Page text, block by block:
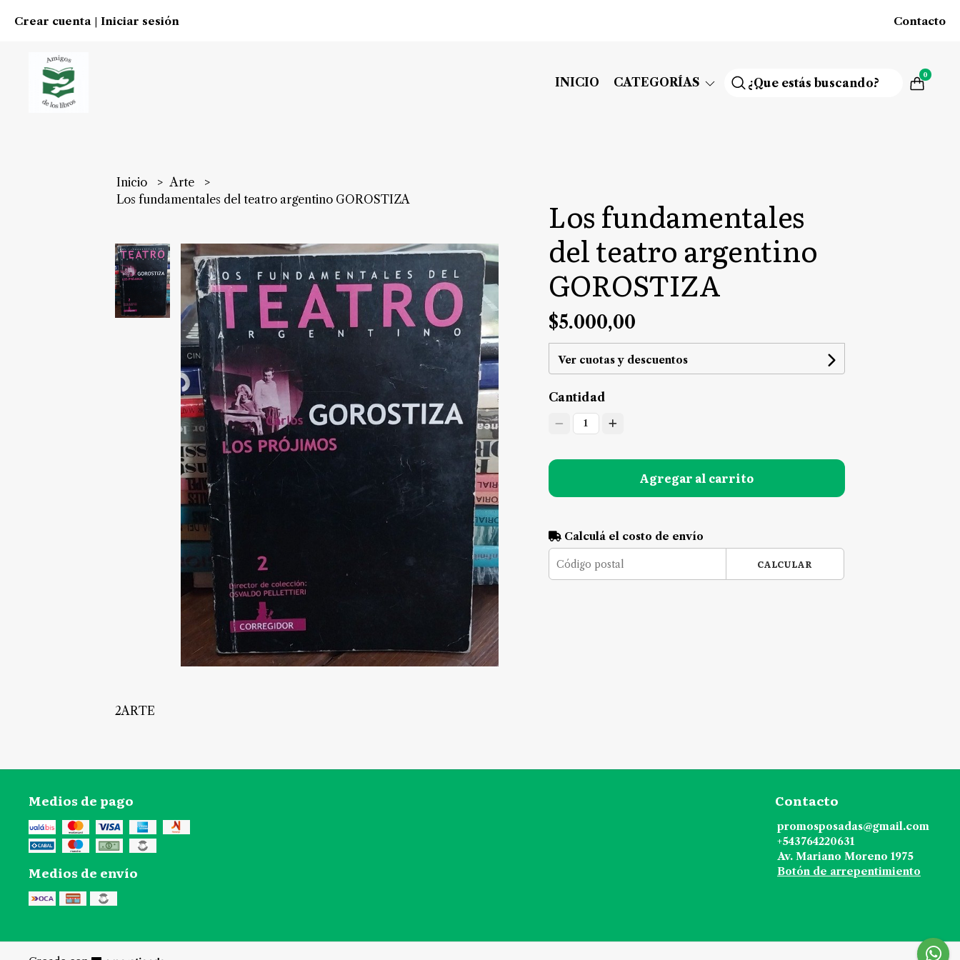
Crear cuenta Iniciar sesión Contacto
INICIO CATEGORÍAS
0
Inicio
Arte
Los fundamentales del teatro argentino GOROSTIZA
2ARTE
Los fundamentales
del teatro argentino
GOROSTIZA
$5.000,00
Ver cuotas y descuentos
Cantidad
1
Agregar al carrito
Calculá el costo de envío
CALCULAR
Medios de pago
Medios de envío
Contacto
promosposadas@gmail.com
+543764220631
Av. Mariano Moreno 1975
Botón de arrepentimiento